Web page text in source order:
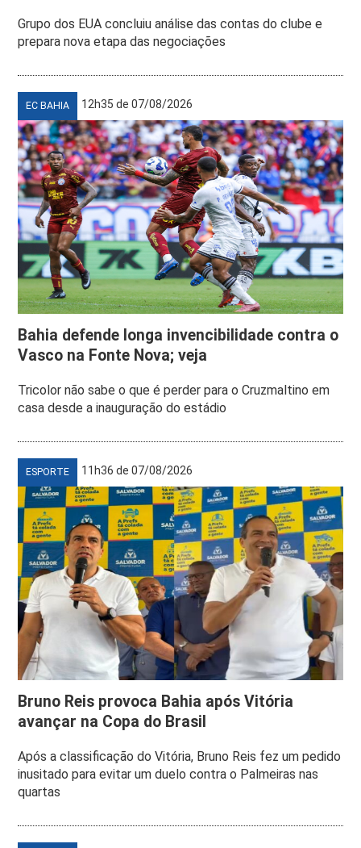
Grupo dos EUA concluiu análise das contas do clube e
prepara nova etapa das negociações
EC BAHIA 12h35 de 07/08/2026
Bahia defende longa invencibilidade contra o
Vasco na Fonte Nova; veja
Tricolor não sabe o que é perder para o Cruzmaltino em
casa desde a inauguração do estádio
ESPORTE 11h36 de 07/08/2026
Bruno Reis provoca Bahia após Vitória
avançar na Copa do Brasil
Após a classificação do Vitória, Bruno Reis fez um pedido
inusitado para evitar um duelo contra o Palmeiras nas
quartas